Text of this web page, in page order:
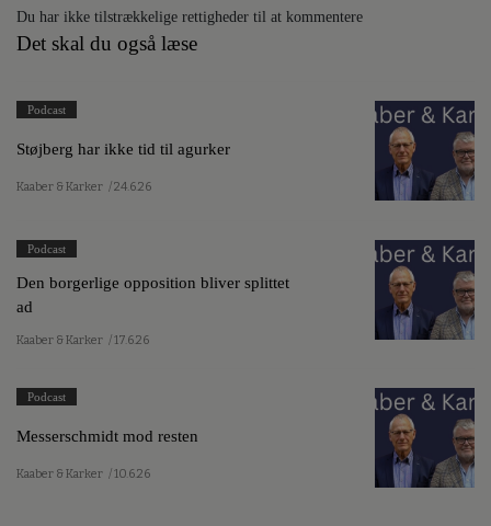
Du har ikke tilstrækkelige rettigheder til at kommentere
Det skal du også læse
Podcast
Støjberg har ikke tid til agurker
Kaaber & Karker / 24.6.26
Podcast
Den borgerlige opposition bliver splittet
ad
Kaaber & Karker / 17.6.26
Podcast
Messerschmidt mod resten
Kaaber & Karker / 10.6.26